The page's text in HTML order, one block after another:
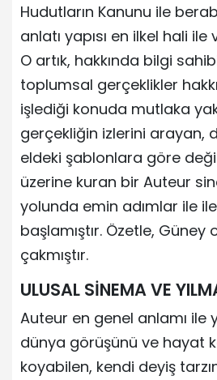
Hudutların Kanunu ile
anlatı yapısı en ilkel hali
O artık, hakkında bilgi
toplumsal gerçeklikler
işlediği konuda mutlaka
gerçekliğin izlerini arayan,
eldeki şablonlara göre
üzerine kuran bir Auteur
yolunda emin adımlar ile
başlamıştır. Özetle, Güney
çakmıştır.
ULUSAL SİNEMA VE
Auteur en genel anlamı ile
dünya görüşünü ve hayat
koyabilen, kendi deyiş